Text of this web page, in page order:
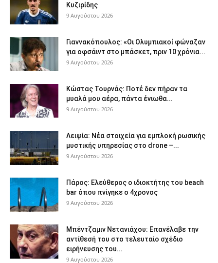
Κυζιρίδης
9 Αυγούστου 2026
Γιαννακόπουλος: «Οι Ολυμπιακοί φώναζαν
για οφσάιντ στο μπάσκετ, πριν 10 χρόνια...
9 Αυγούστου 2026
Κώστας Τουρνάς: Ποτέ δεν πήραν τα
μυαλά μου αέρα, πάντα ένιωθα...
9 Αυγούστου 2026
Λειψία: Νέα στοιχεία για εμπλοκή ρωσικής
μυστικής υπηρεσίας στο drone –...
9 Αυγούστου 2026
Πάρος: Ελεύθερος ο ιδιοκτήτης του beach
bar όπου πνίγηκε ο 4χρονος
9 Αυγούστου 2026
Μπέντζαμιν Νετανιάχου: Επανέλαβε την
αντίθεσή του στο τελευταίο σχέδιο
ειρήνευσης του...
9 Αυγούστου 2026